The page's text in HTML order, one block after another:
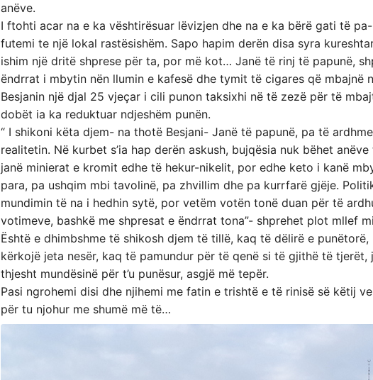
anëve.
I ftohti acar na e ka vështirësuar lëvizjen dhe na e ka bërë gati të
futemi te një lokal rastësishëm. Sapo hapim derën disa syra
ishim një dritë shprese për ta, por më kot… Janë të rinj të papunë,
ëndrrat i mbytin nën llumin e kafesë dhe tymit të cigares që mbajnë
Besjanin një djal 25 vjeçar i cili punon taksixhi në të zezë për të
dobët ia ka reduktuar ndjeshëm punën.
“ I shikoni këta djem- na thotë Besjani- Janë të papunë, pa të
realitetin. Në kurbet s’ia hap derën askush, bujqësia nuk bëhet
janë minierat e kromit edhe të hekur-nikelit, por edhe keto i kanë
para, pa ushqim mbi tavolinë, pa zhvillim dhe pa kurrfarë gjëje.
mundimin të na i hedhin sytë, por vetëm votën tonë duan për të
votimeve, bashkë me shpresat e ëndrrat tona”- shprehet plot mllef
Është e dhimbshme të shikosh djem të tillë, kaq të dëlirë e
kërkojë jeta nesër, kaq të pamundur për të qenë si të gjithë të
thjesht mundësinë për t’u punësur, asgjë më tepër.
Pasi ngrohemi disi dhe njihemi me fatin e trishtë e të rinisë së këtij
për tu njohur me shumë më të…